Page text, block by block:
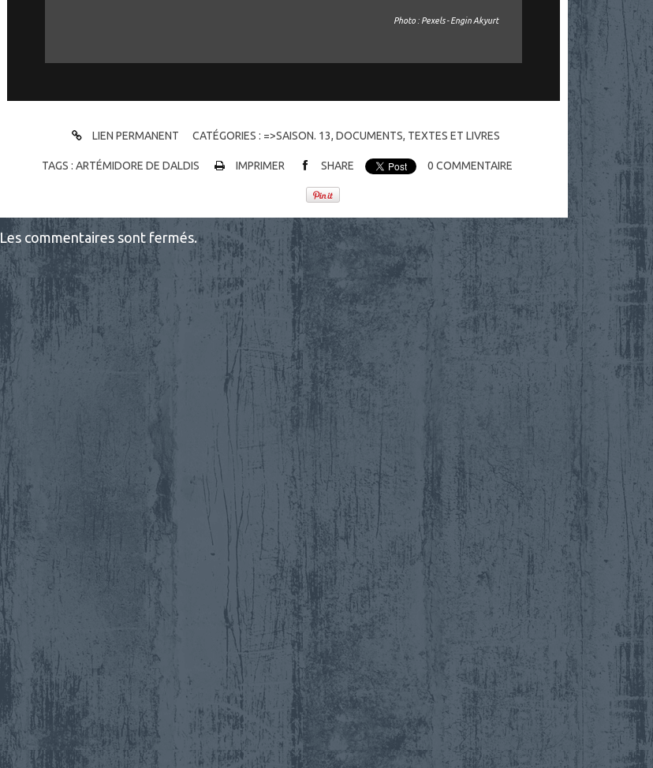
Photo : Pexels - Engin Akyurt
LIEN PERMANENT CATÉGORIES : =>SAISON. 13,DOCUMENTS, TEXTES ET LIVRES
TAGS : ARTÉMIDORE DE DALDIS IMPRIMER SHARE 0 COMMENTAIRE
Les commentaires sont fermés.